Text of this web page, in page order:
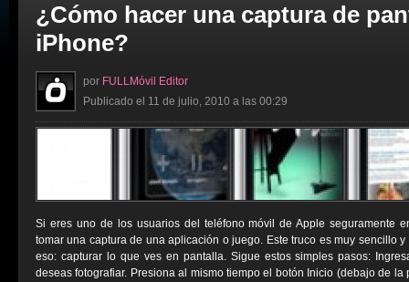
¿Cómo hacer una captura de
iPhone?
por FULLMóvil Editor
Publicado el 11 de julio, 2010 a las 00:29
Si eres uno de los usuarios del teléfono móvil de Apple seguramente
tomar una captura de una aplicación o juego. Este truco es muy sencillo
eso: capturar lo que ves en pantalla. Sigue estos simples pasos:
deseas fotografiar. Presiona al mismo tiempo el botón Inicio (debajo de